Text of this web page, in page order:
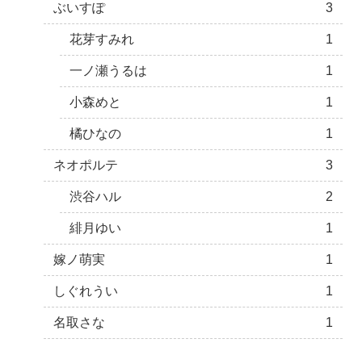
ぶいすぽ 3
花芽すみれ 1
一ノ瀬うるは 1
小森めと 1
橘ひなの 1
ネオポルテ 3
渋谷ハル 2
緋月ゆい 1
嫁ノ萌実 1
しぐれうい 1
名取さな 1